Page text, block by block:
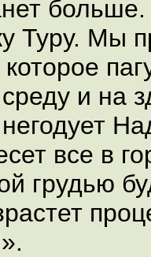
Туру. Мы
и на
все в
грудью